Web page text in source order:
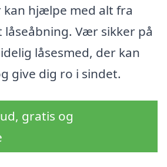
kan hjælpe med alt fra
låseåbning. Vær sikker på
låsesmed, der kan
give dig ro i sindet.
gratis og